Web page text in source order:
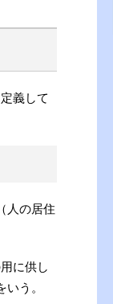
義して
人の居住
に供し
う。